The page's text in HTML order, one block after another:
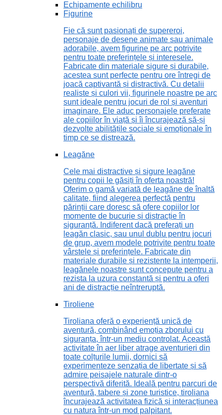
Echipamente echilibru
Figurine
Fie că sunt pasionați de supereroi,
personaje de desene animate sau animale
adorabile, avem figurine pe arc potrivite
pentru toate preferințele și interesele.
Fabricate din materiale sigure și durabile,
acestea sunt perfecte pentru ore întregi de
joacă captivantă și distractivă. Cu detalii
realiste și culori vii, figurinele noastre pe arc
sunt ideale pentru jocuri de rol și aventuri
imaginare. Ele aduc personajele preferate
ale copiilor în viață și îi încurajează să-și
dezvolte abilitățile sociale și emoționale în
timp ce se distrează.
Leagăne
Cele mai distractive și sigure leagăne
pentru copii le găsiți în oferta noastră!
Oferim o gamă variată de leagăne de înaltă
calitate, fiind alegerea perfectă pentru
părinții care doresc să ofere copiilor lor
momente de bucurie și distracție în
siguranță. Indiferent dacă preferați un
leagăn clasic, sau unul dublu pentru jocuri
de grup, avem modele potrivite pentru toate
vârstele și preferințele. Fabricate din
materiale durabile și rezistente la intemperii,
leagănele noastre sunt concepute pentru a
rezista la uzura constantă și pentru a oferi
ani de distracție neîntreruptă.
Tiroliene
Tiroliana oferă o experiență unică de
aventură, combinând emoția zborului cu
siguranța, într-un mediu controlat. Această
activitate în aer liber atrage aventurieri din
toate colțurile lumii, dornici să
experimenteze senzația de libertate și să
admire peisajele naturale dintr-o
perspectivă diferită. Ideală pentru parcuri de
aventură, tabere și zone turistice, tiroliana
încurajează activitatea fizică și interacțiunea
cu natura într-un mod palpitant.